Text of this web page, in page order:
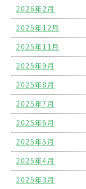
2026年2月
2025年12月
2025年11月
2025年9月
2025年8月
2025年7月
2025年6月
2025年5月
2025年4月
2025年3月